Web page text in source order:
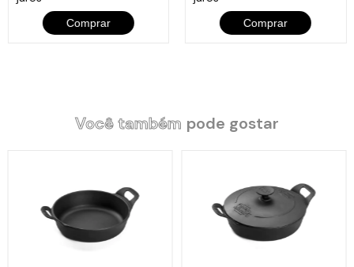
Alças: Ferro.
Chapa: Lisa.
01 Tampa em Ferro Fundido Panela Mineira 22cm.
Código:5024PM
Comprar Comprar
Você também pode gostar